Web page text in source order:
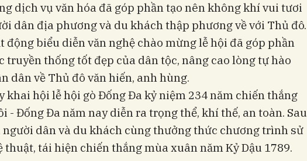
dịch vụ văn hóa đã góp phần tạo nên không khí vui tươi
dân địa phương và du khách thập phương về với Thủ đô.
động biểu diễn văn nghệ chào mừng lễ hội đã góp phần
truyền thống tốt đẹp của dân tộc, nâng cao lòng tự hào
dân về Thủ đô văn hiến, anh hùng.
khai hội lễ hội gò Đống Đa kỷ niệm 234 năm chiến thắng
- Đống Đa năm nay diễn ra trọng thể, khí thế, an toàn. Sau
người dân và du khách cùng thưởng thức chương trình sử
thuật, tái hiện chiến thắng mùa xuân năm Kỷ Dậu 1789.